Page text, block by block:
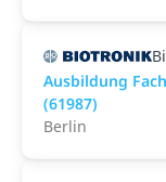
Ausbildung
(61987)
Berlin